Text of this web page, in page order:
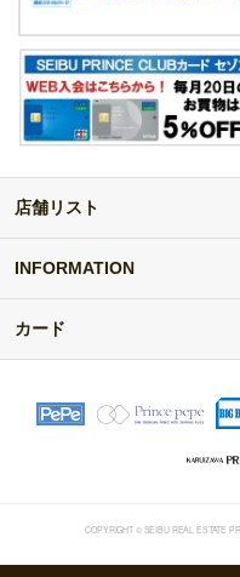
店舗リスト
INFORMATION
カード
COPYRIGHT © SEIBU REAL ESTATE